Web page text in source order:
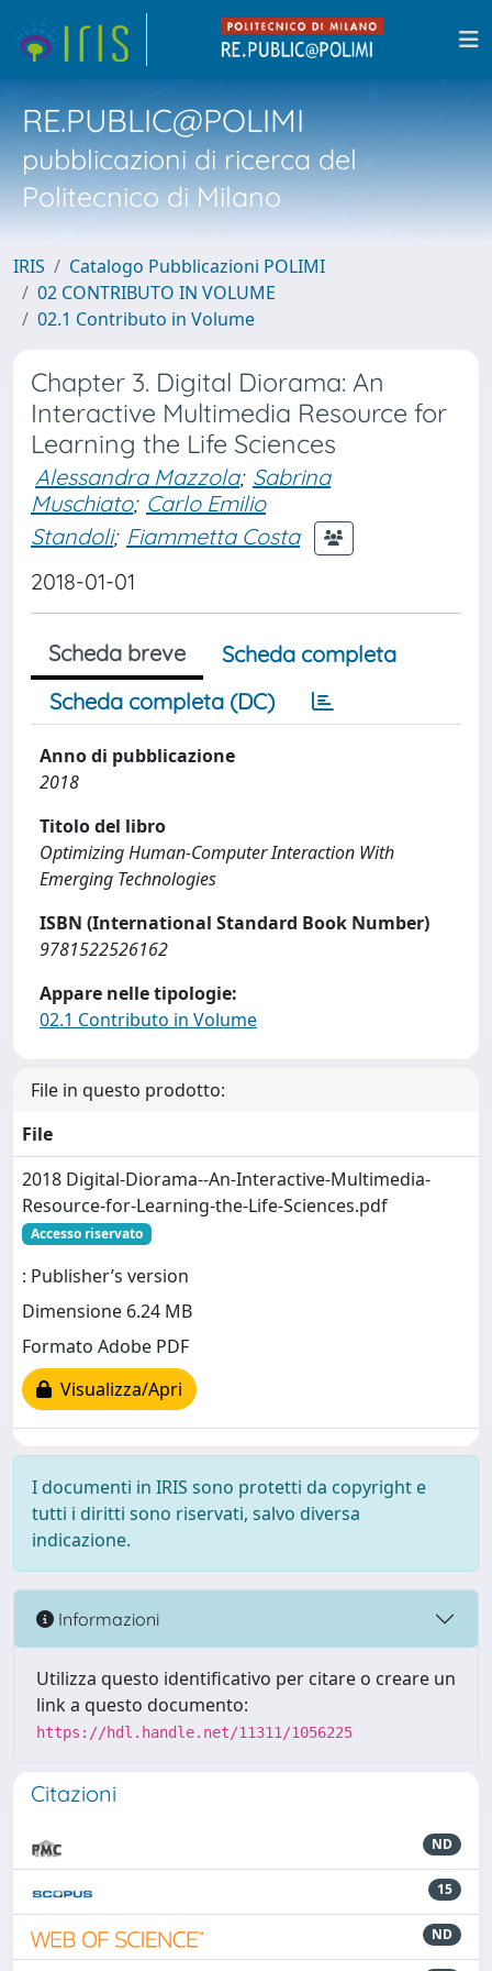
RE.PUBLIC@POLIMI
pubblicazioni di ricerca del
Politecnico di Milano
IRIS
Catalogo Pubblicazioni POLIMI
02 CONTRIBUTO IN VOLUME
02.1 Contributo in Volume
Chapter 3. Digital Diorama: An
Interactive Multimedia Resource for
Learning the Life Sciences
Alessandra Mazzola; Sabrina
Muschiato; Carlo Emilio
Standoli; Fiammetta Costa
2018-01-01
Scheda breve
Scheda completa
Scheda completa (DC)
Anno di pubblicazione
2018
Titolo del libro
Optimizing Human-Computer Interaction With
Emerging Technologies
ISBN (International Standard Book Number)
9781522526162
Appare nelle tipologie:
02.1 Contributo in Volume
File in questo prodotto:
File
2018 Digital-Diorama--An-Interactive-Multimedia-
Resource-for-Learning-the-Life-Sciences.pdf
Accesso riservato
: Publisher’s version
Dimensione 6.24 MB
Formato Adobe PDF
Visualizza/Apri
I documenti in IRIS sono protetti da copyright e
tutti i diritti sono riservati, salvo diversa
indicazione.
Informazioni
Utilizza questo identificativo per citare o creare un
link a questo documento:
https://hdl.handle.net/11311/1056225
Citazioni
ND
15
ND